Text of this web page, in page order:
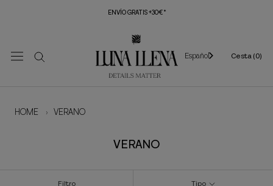
ENVÍO GRATIS +30€*
Español Cesta (0)
HOME › VERANO
VERANO
Filtro Tipo